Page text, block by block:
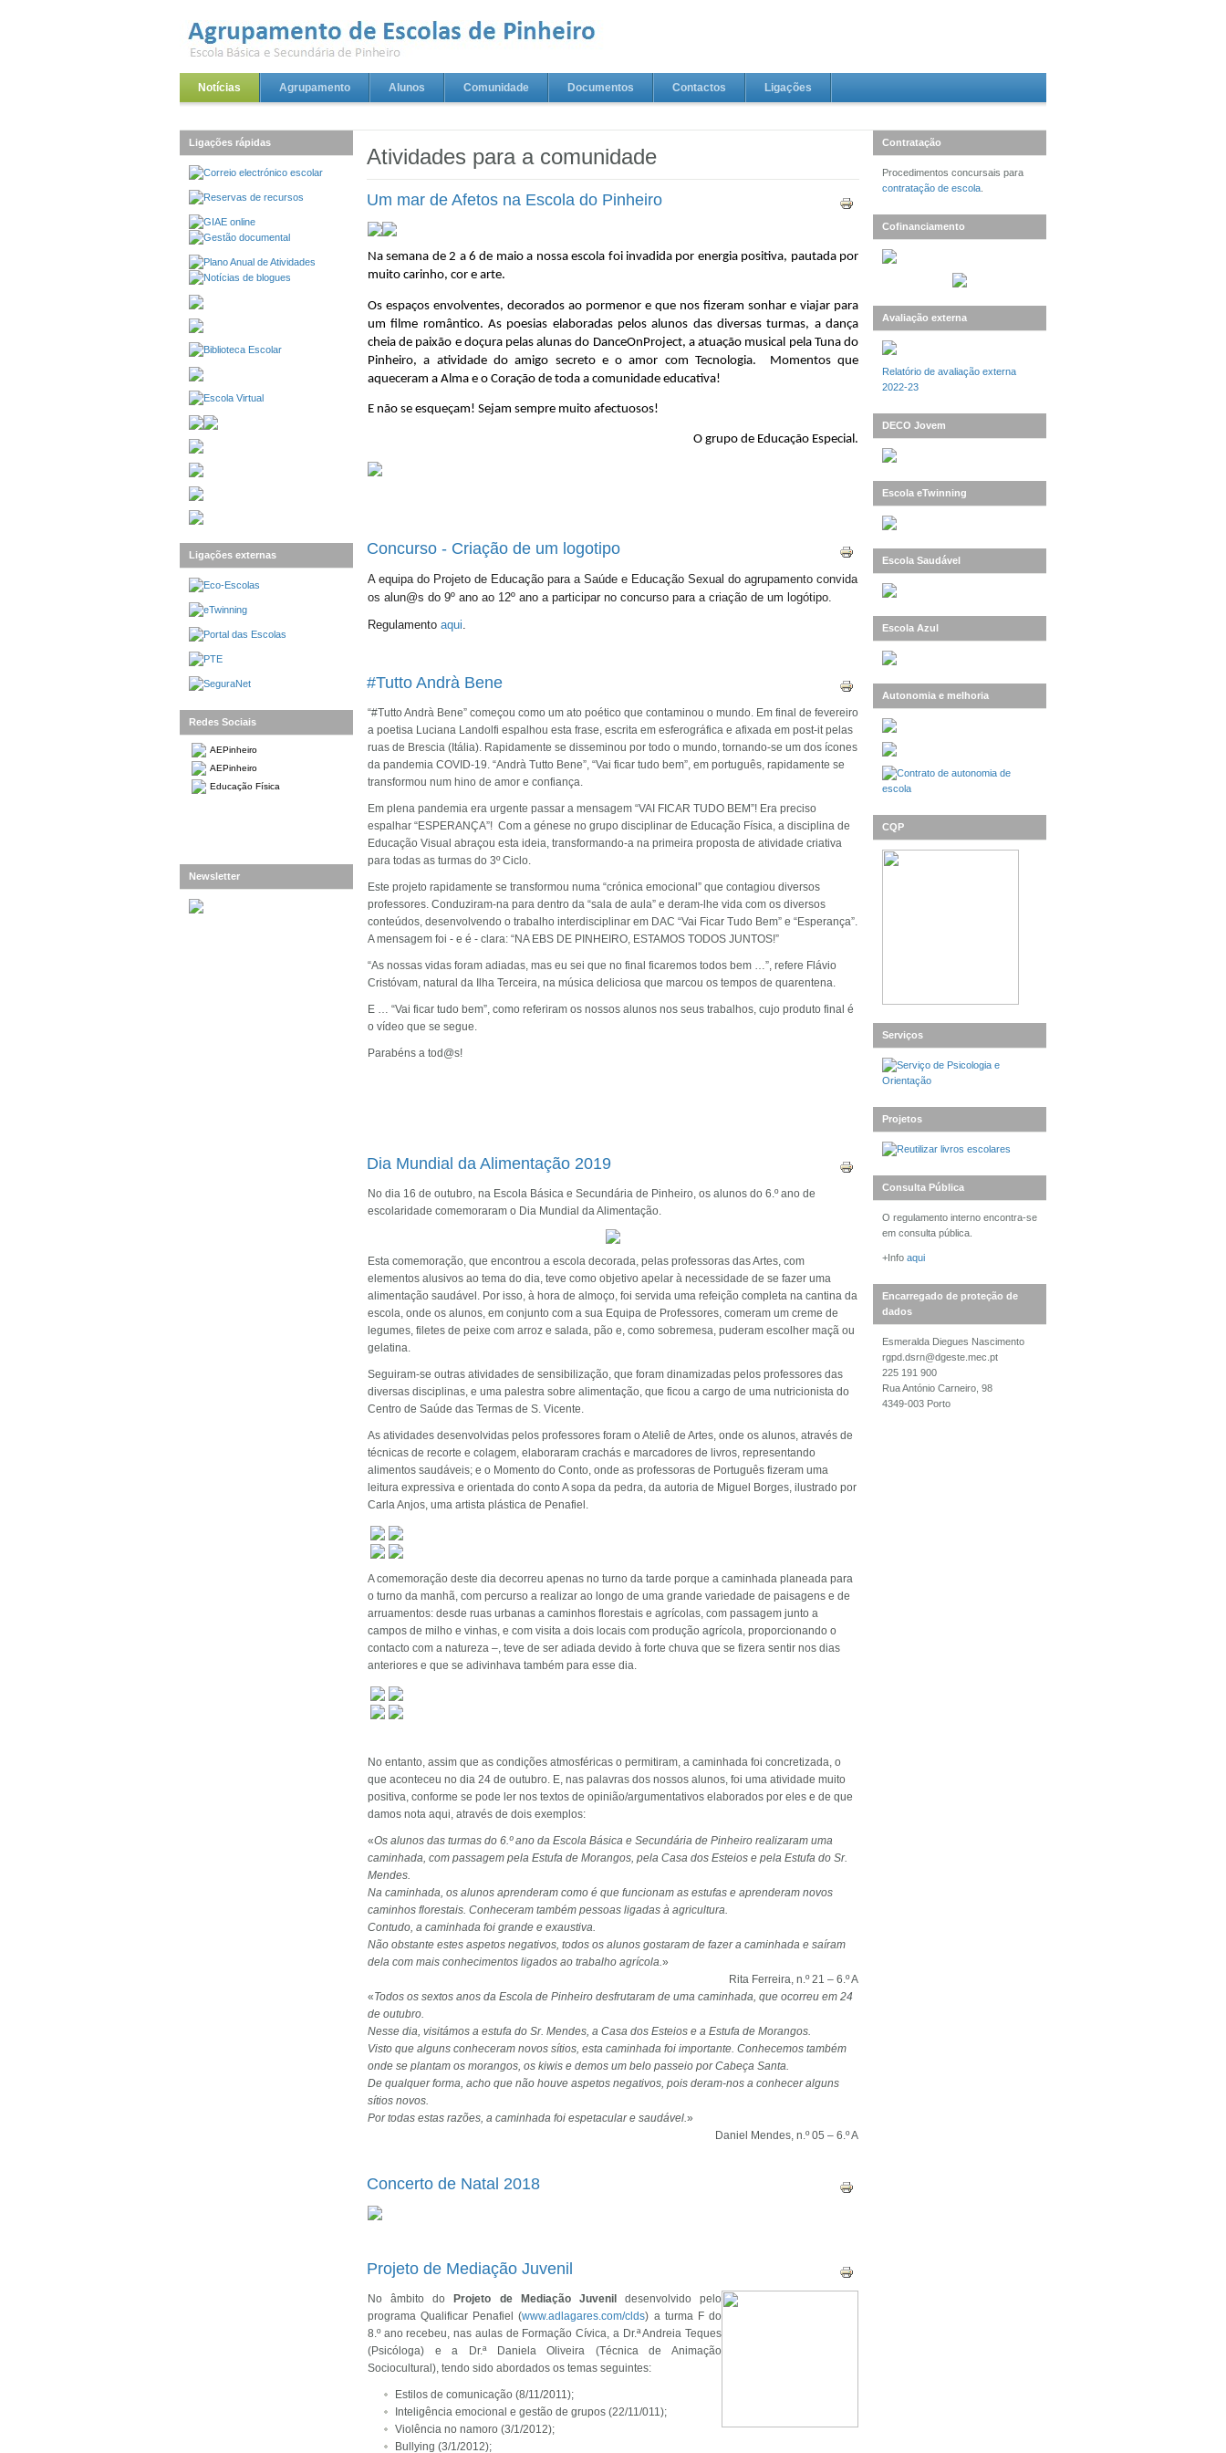
Notícias Agrupamento Alunos Comunidade Documentos Contactos Ligações
Atividades para a comunidade
Um mar de Afetos na Escola do Pinheiro
Na semana de 2 a 6 de maio a nossa escola foi invadida por energia positiva, pautada por
muito carinho, cor e arte.
Os espaços envolventes, decorados ao pormenor e que nos fizeram sonhar e viajar para
um filme romântico. As poesias elaboradas pelos alunos das diversas turmas, a dança
cheia de paixão e doçura pelas alunas do DanceOnProject, a atuação musical pela Tuna do
Pinheiro, a atividade do amigo secreto e o amor com Tecnologia.  Momentos que
aqueceram a Alma e o Coração de toda a comunidade educativa!
E não se esqueçam! Sejam sempre muito afectuosos!
O grupo de Educação Especial.
Concurso - Criação de um logotipo
A equipa do Projeto de Educação para a Saúde e Educação Sexual do agrupamento convida
os alun@s do 9º ano ao 12º ano a participar no concurso para a criação de um logótipo.
Regulamento aqui.
#Tutto Andrà Bene
“#Tutto Andrà Bene” começou como um ato poético que contaminou o mundo. Em final de fevereiro
a poetisa Luciana Landolfi espalhou esta frase, escrita em esferográfica e afixada em post-it pelas
ruas de Brescia (Itália). Rapidamente se disseminou por todo o mundo, tornando-se um dos ícones
da pandemia COVID-19. “Andrà Tutto Bene”, “Vai ficar tudo bem”, em português, rapidamente se
transformou num hino de amor e confiança.
Em plena pandemia era urgente passar a mensagem “VAI FICAR TUDO BEM”! Era preciso
espalhar “ESPERANÇA”! Com a génese no grupo disciplinar de Educação Física, a disciplina de
Educação Visual abraçou esta ideia, transformando-a na primeira proposta de atividade criativa
para todas as turmas do 3º Ciclo.
Este projeto rapidamente se transformou numa “crónica emocional” que contagiou diversos
professores. Conduziram-na para dentro da “sala de aula” e deram-lhe vida com os diversos
conteúdos, desenvolvendo o trabalho interdisciplinar em DAC “Vai Ficar Tudo Bem” e “Esperança”.
A mensagem foi - e é - clara: “NA EBS DE PINHEIRO, ESTAMOS TODOS JUNTOS!”
“As nossas vidas foram adiadas, mas eu sei que no final ficaremos todos bem …”, refere Flávio
Cristóvam, natural da Ilha Terceira, na música deliciosa que marcou os tempos de quarentena.
E … “Vai ficar tudo bem”, como referiram os nossos alunos nos seus trabalhos, cujo produto final é
o vídeo que se segue.
Parabéns a tod@s!
Dia Mundial da Alimentação 2019
No dia 16 de outubro, na Escola Básica e Secundária de Pinheiro, os alunos do 6.º ano de
escolaridade comemoraram o Dia Mundial da Alimentação.
Esta comemoração, que encontrou a escola decorada, pelas professoras das Artes, com
elementos alusivos ao tema do dia, teve como objetivo apelar à necessidade de se fazer uma
alimentação saudável. Por isso, à hora de almoço, foi servida uma refeição completa na cantina da
escola, onde os alunos, em conjunto com a sua Equipa de Professores, comeram um creme de
legumes, filetes de peixe com arroz e salada, pão e, como sobremesa, puderam escolher maçã ou
gelatina.
Seguiram-se outras atividades de sensibilização, que foram dinamizadas pelos professores das
diversas disciplinas, e uma palestra sobre alimentação, que ficou a cargo de uma nutricionista do
Centro de Saúde das Termas de S. Vicente.
As atividades desenvolvidas pelos professores foram o Ateliê de Artes, onde os alunos, através de
técnicas de recorte e colagem, elaboraram crachás e marcadores de livros, representando
alimentos saudáveis; e o Momento do Conto, onde as professoras de Português fizeram uma
leitura expressiva e orientada do conto A sopa da pedra, da autoria de Miguel Borges, ilustrado por
Carla Anjos, uma artista plástica de Penafiel.
A comemoração deste dia decorreu apenas no turno da tarde porque a caminhada planeada para
o turno da manhã, com percurso a realizar ao longo de uma grande variedade de paisagens e de
arruamentos: desde ruas urbanas a caminhos florestais e agrícolas, com passagem junto a
campos de milho e vinhas, e com visita a dois locais com produção agrícola, proporcionando o
contacto com a natureza –, teve de ser adiada devido à forte chuva que se fizera sentir nos dias
anteriores e que se adivinhava também para esse dia.
No entanto, assim que as condições atmosféricas o permitiram, a caminhada foi concretizada, o
que aconteceu no dia 24 de outubro. E, nas palavras dos nossos alunos, foi uma atividade muito
positiva, conforme se pode ler nos textos de opinião/argumentativos elaborados por eles e de que
damos nota aqui, através de dois exemplos:
«Os alunos das turmas do 6.º ano da Escola Básica e Secundária de Pinheiro realizaram uma
caminhada, com passagem pela Estufa de Morangos, pela Casa dos Esteios e pela Estufa do Sr.
Mendes.
Na caminhada, os alunos aprenderam como é que funcionam as estufas e aprenderam novos
caminhos florestais. Conheceram também pessoas ligadas à agricultura.
Contudo, a caminhada foi grande e exaustiva.
Não obstante estes aspetos negativos, todos os alunos gostaram de fazer a caminhada e saíram
dela com mais conhecimentos ligados ao trabalho agrícola.»
Rita Ferreira, n.º 21 – 6.º A
«Todos os sextos anos da Escola de Pinheiro desfrutaram de uma caminhada, que ocorreu em 24
de outubro.
Nesse dia, visitámos a estufa do Sr. Mendes, a Casa dos Esteios e a Estufa de Morangos.
Visto que alguns conheceram novos sítios, esta caminhada foi importante. Conhecemos também
onde se plantam os morangos, os kiwis e demos um belo passeio por Cabeça Santa.
De qualquer forma, acho que não houve aspetos negativos, pois deram-nos a conhecer alguns
sítios novos.
Por todas estas razões, a caminhada foi espetacular e saudável.»
Daniel Mendes, n.º 05 – 6.º A
Concerto de Natal 2018
Projeto de Mediação Juvenil
No âmbito do Projeto de Mediação Juvenil desenvolvido pelo
programa Qualificar Penafiel (www.adlagares.com/clds) a turma F do
8.º ano recebeu, nas aulas de Formação Cívica, a Dr.ª Andreia Teques
(Psicóloga) e a Dr.ª Daniela Oliveira (Técnica de Animação
Sociocultural), tendo sido abordados os temas seguintes:
Estilos de comunicação (8/11/2011);
Inteligência emocional e gestão de grupos (22/11/011);
Violência no namoro (3/1/2012);
Bullying (3/1/2012);
Contratação
Procedimentos concursais para
contratação de escola
Cofinanciamento
Avaliação externa
Relatório de avaliação externa
2022-23
DECO Jovem
Escola eTwinning
Escola Saudável
Escola Azul
Autonomia e melhoria
CQP
Serviços
Projetos
Consulta Pública
O regulamento interno encontra-se
em consulta pública.
+Info aqui
Encarregado de proteção de
dados
Esmeralda Diegues Nascimento
rgpd.dsrn@dgeste.mec.pt
225 191 900
Rua António Carneiro, 98
4349-003 Porto
Ligações rápidas
Ligações externas
Redes Sociais
AEPinheiro
AEPinheiro
Educação Física
Newsletter